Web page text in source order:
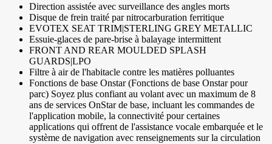
Direction assistée avec surveillance des angles morts
Disque de frein traité par nitrocarburation ferritique
EVOTEX SEAT TRIM|STERLING GREY METALLIC
Essuie-glaces de pare-brise à balayage intermittent
FRONT AND REAR MOULDED SPLASH
GUARDS|LPO
Filtre à air de l'habitacle contre les matières polluantes
Fonctions de base Onstar (Fonctions de base Onstar pour
parc) Soyez plus confiant au volant avec un maximum de 8
ans de services OnStar de base, incluant les commandes de
l'application mobile, la connectivité pour certaines
applications qui offrent de l'assistance vocale embarquée et le
système de navigation avec renseignements sur la circulation